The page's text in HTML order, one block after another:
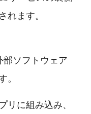
れます。
ソフトウェア
リに組み込み、